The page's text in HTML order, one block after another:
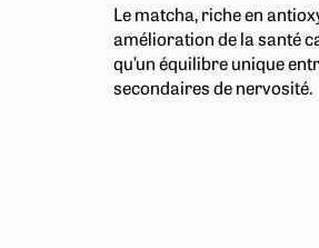
Le matcha, riche en
amélioration de la santé
qu’un équilibre unique
secondaires de nervosité.